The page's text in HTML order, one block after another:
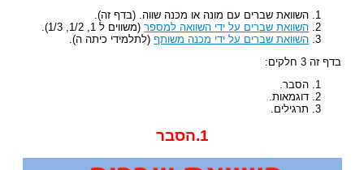
השוואת שברים עם מונה או מכנה שווה. (בדף זה).
השוואת שברים על ידי השוואה למספר(משווים ל 1, 1/2, 1/3).
השוואת שברים על ידי מכנה משותף(לתלמידי כיתה ה).
בדף זה 3 חלקים:
הסבר.
דוגמאות.
תרגילים.
1.הסבר